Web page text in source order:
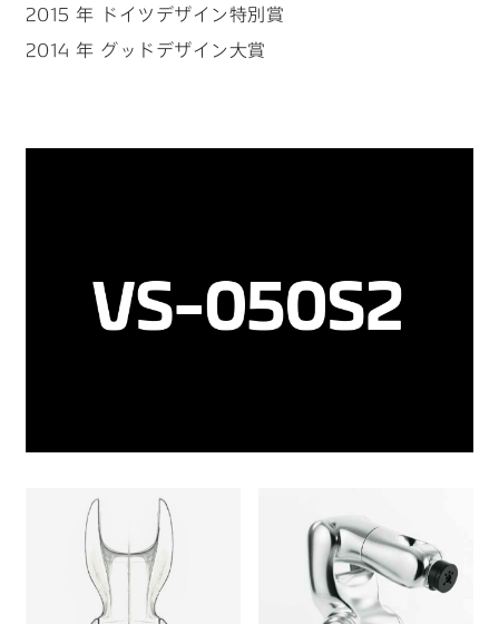
2015 年 ドイツデザイン特別賞
2014 年 グッドデザイン大賞